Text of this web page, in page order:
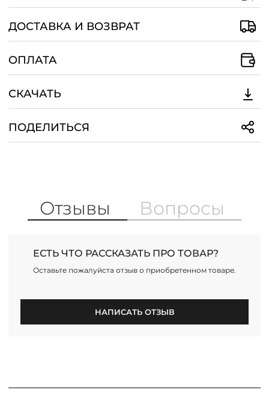
ДОСТАВКА И ВОЗВРАТ
ОПЛАТА
СКАЧАТЬ
ПОДЕЛИТЬСЯ
Отзывы Вопросы
ЕСТЬ ЧТО РАССКАЗАТЬ ПРО ТОВАР?
Оставьте пожалуйста отзыв о приобретенном товаре.
НАПИСАТЬ ОТЗЫВ